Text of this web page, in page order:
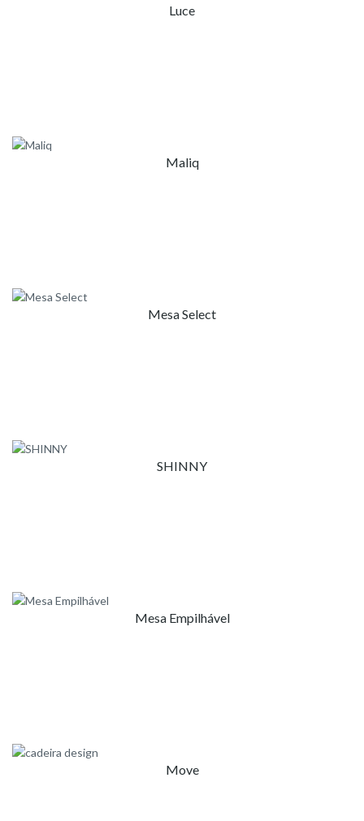
Luce
Maliq
Mesa Select
SHINNY
Mesa Empilhável
Move